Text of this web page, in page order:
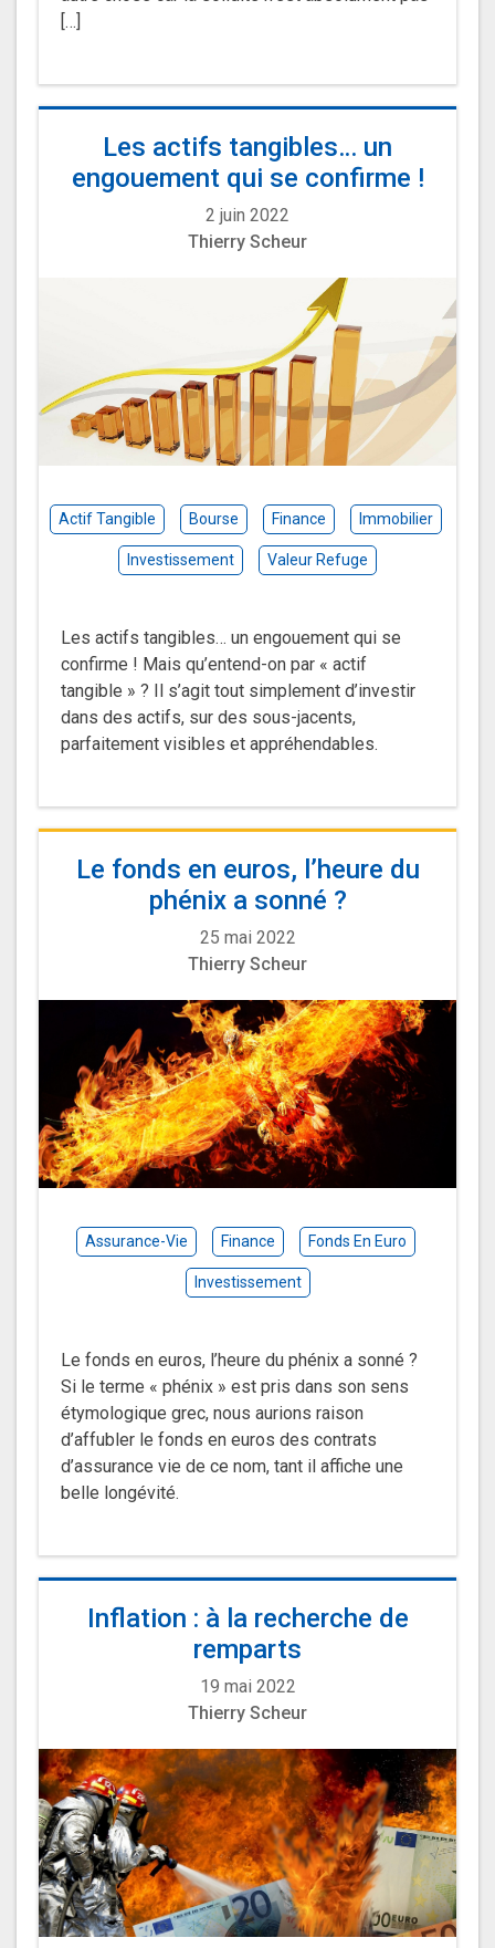
[…]
Les actifs tangibles… un
engouement qui se confirme !
2 juin 2022
Thierry Scheur
Actif Tangible Bourse Finance Immobilier
Investissement Valeur Refuge
Les actifs tangibles… un engouement qui se
confirme ! Mais qu’entend-on par « actif
tangible » ? Il s’agit tout simplement d’investir
dans des actifs, sur des sous-jacents,
parfaitement visibles et appréhendables.
Le fonds en euros, l’heure du
phénix a sonné ?
25 mai 2022
Thierry Scheur
Assurance-Vie Finance Fonds En Euro
Investissement
Le fonds en euros, l’heure du phénix a sonné ?
Si le terme « phénix » est pris dans son sens
étymologique grec, nous aurions raison
d’affubler le fonds en euros des contrats
d’assurance vie de ce nom, tant il affiche une
belle longévité.
Inflation : à la recherche de
remparts
19 mai 2022
Thierry Scheur